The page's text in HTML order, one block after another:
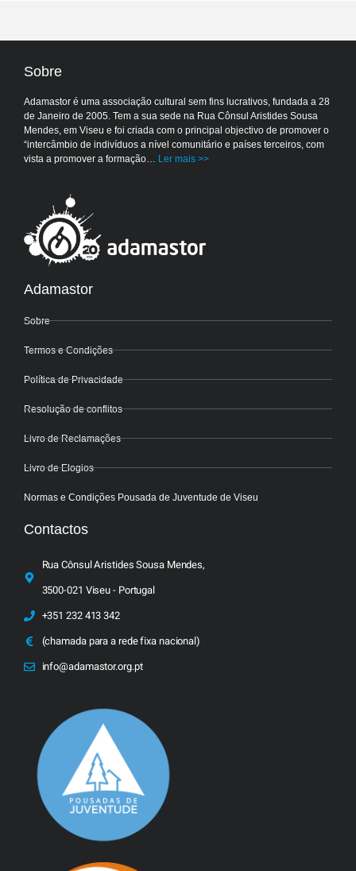
Sobre
Adamastor é uma associação cultural sem fins lucrativos, fundada a 28
de Janeiro de 2005. Tem a sua sede na Rua Cônsul Aristides Sousa
Mendes, em Viseu e foi criada com o principal objectivo de promover o
“intercâmbio de indivíduos a nível comunitário e países terceiros, com
vista a promover a formação… Ler mais >>
Adamastor
Sobre
Termos e Condições
Política de Privacidade
Resolução de conflitos
Livro de Reclamações
Livro de Elogios
Normas e Condições Pousada de Juventude de Viseu
Contactos
Rua Cônsul Aristides Sousa Mendes,
3500-021 Viseu - Portugal
+351 232 413 342
(chamada para a rede fixa nacional)
info@adamastor.org.pt